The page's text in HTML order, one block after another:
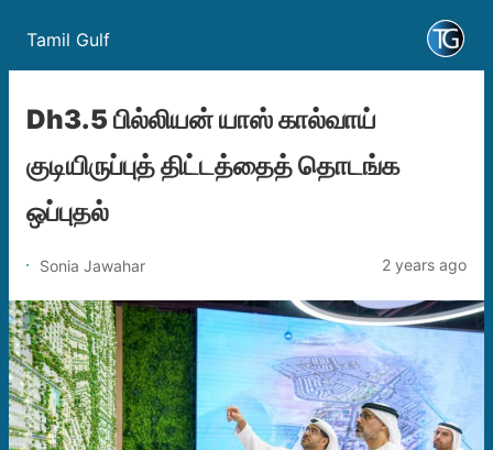
Tamil Gulf
Dh3.5 பில்லியன் யாஸ் கால்வாய்
குடியிருப்புத் திட்டத்தைத் தொடங்க
ஒப்புதல்
Sonia Jawahar 2 years ago